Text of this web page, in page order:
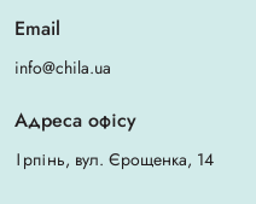
Email
info@chila.ua
Адреса офісу
Ірпінь, вул. Єрощенка, 14